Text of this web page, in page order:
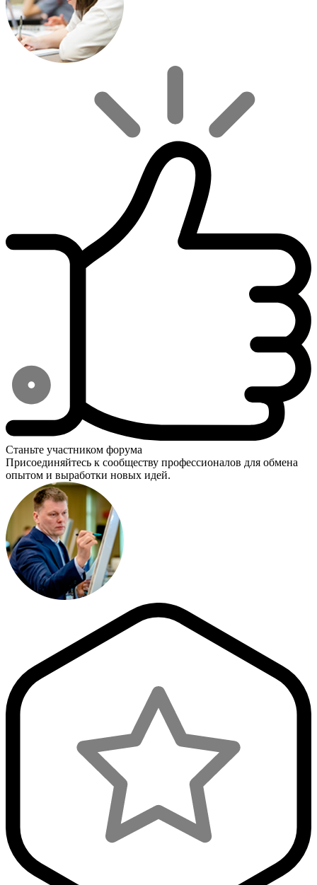
Станьте участником форума
Присоединяйтесь к сообществу профессионалов для обмена
опытом и выработки новых идей.